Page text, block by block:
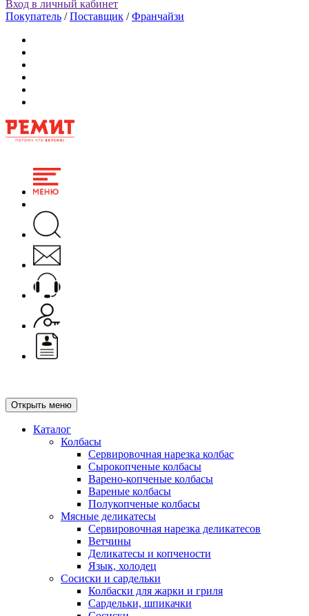
Вход в личный кабинет
Покупатель /Поставщик /Франчайзи
Открыть меню
Каталог
Колбасы
Сервировочная нарезка колбас
Сырокопченые колбасы
Варено-копченые колбасы
Вареные колбасы
Полукопченые колбасы
Мясные деликатесы
Сервировочная нарезка деликатесов
Ветчины
Деликатесы и копчености
Язык, холодец
Сосиски и сардельки
Колбаски для жарки и гриля
Сардельки, шпикачки